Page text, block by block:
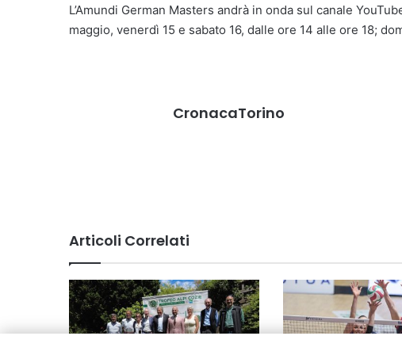
L’Amundi German Masters andrà in onda sul canale
maggio, venerdì 15 e sabato 16, dalle ore 14 alle ore 18;
CronacaTorino
Articoli Correlati